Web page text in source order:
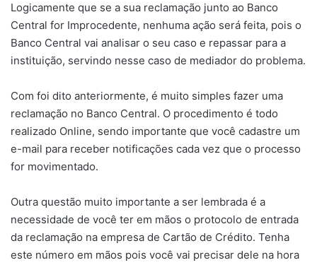
Logicamente que se a sua reclamação junto ao Banco
Central for Improcedente, nenhuma ação será feita, pois o
Banco Central vai analisar o seu caso e repassar para a
instituição, servindo nesse caso de mediador do problema.
Com foi dito anteriormente, é muito simples fazer uma
reclamação no Banco Central. O procedimento é todo
realizado Online, sendo importante que você cadastre um
e-mail para receber notificações cada vez que o processo
for movimentado.
Outra questão muito importante a ser lembrada é a
necessidade de você ter em mãos o protocolo de entrada
da reclamação na empresa de Cartão de Crédito. Tenha
este número em mãos pois você vai precisar dele na hora